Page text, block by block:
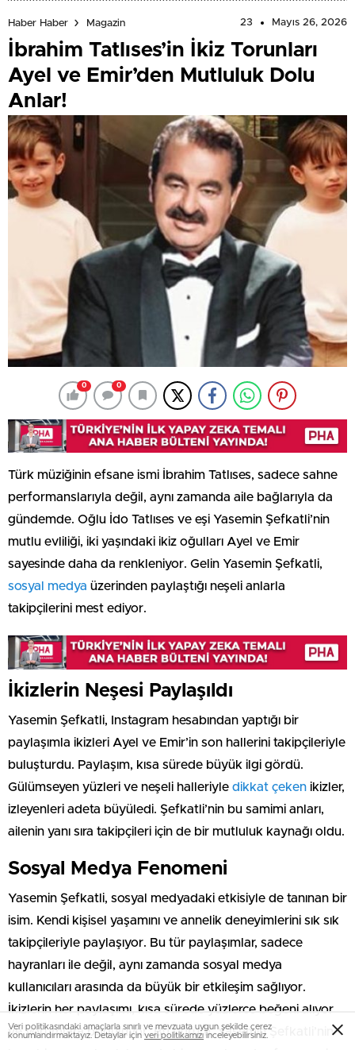
Haber Haber Magazin 23 Mayıs 26, 2026
İbrahim Tatlıses’in İkiz Torunları
Ayel ve Emir’den Mutluluk Dolu
Anlar!
0 0
Türk müziğinin efsane ismi İbrahim Tatlıses, sadece sahne
performanslarıyla değil, aynı zamanda aile bağlarıyla da
gündemde. Oğlu İdo Tatlıses ve eşi Yasemin Şefkatli’nin
mutlu evliliği, iki yaşındaki ikiz oğulları Ayel ve Emir
sayesinde daha da renkleniyor. Gelin Yasemin Şefkatli,
sosyal medya üzerinden paylaştığı neşeli anlarla
takipçilerini mest ediyor.
İkizlerin Neşesi Paylaşıldı
Yasemin Şefkatli, Instagram hesabından yaptığı bir
paylaşımla ikizleri Ayel ve Emir’in son hallerini takipçileriyle
buluşturdu. Paylaşım, kısa sürede büyük ilgi gördü.
Gülümseyen yüzleri ve neşeli halleriyle dikkat çeken ikizler,
izleyenleri adeta büyüledi. Şefkatli’nin bu samimi anları,
ailenin yanı sıra takipçileri için de bir mutluluk kaynağı oldu.
Sosyal Medya Fenomeni
Yasemin Şefkatli, sosyal medyadaki etkisiyle de tanınan bir
isim. Kendi kişisel yaşamını ve annelik deneyimlerini sık sık
takipçileriyle paylaşıyor. Bu tür paylaşımlar, sadece
hayranları ile değil, aynı zamanda sosyal medya
kullanıcıları arasında da büyük bir etkileşim sağlıyor.
İkizlerin her paylaşımı, kısa sürede yüzlerce beğeni alıyor
ve yorumlara boğuluyor. Bu durum, Yasemin Şefkatli’nin
Veri politikasındaki amaçlarla sınırlı ve mevzuata uygun şekilde çerez
konumlandırmaktayız. Detaylar için veri politikamızı inceleyebilirsiniz.